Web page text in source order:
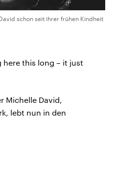
schon seit ihrer frühen Kindheit
here this long – it just
Michelle David,
lebt nun in den